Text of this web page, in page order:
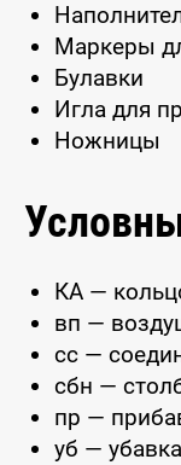
Маркеры
Булавки
Игла для
Ножницы
КА —
вп —
сс —
сбн —
пр —
уб — убавка